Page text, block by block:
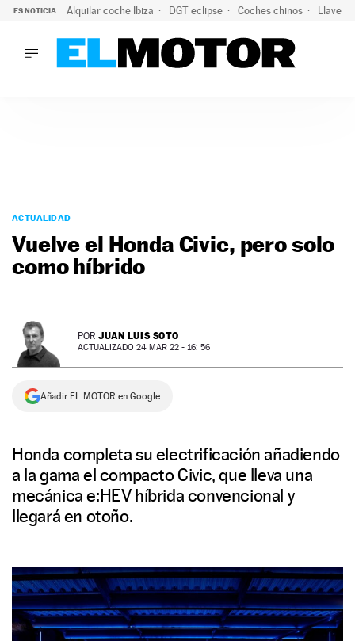
ES NOTICIA: Alquilar coche Ibiza DGT eclipse Coches chinos Llaves
PODCAST
MOTOS
TECNOLOGÍA
PREMIOS
SERVICIOS
ACTUALIDAD
Vuelve el Honda Civic, pero solo
como híbrido
POR JUAN LUIS SOTO
ACTUALIZADO 24 MAR 22 - 16: 56
Añadir EL MOTOR en Google
Honda completa su electrificación añadiendo
a la gama el compacto Civic, que lleva una
mecánica e:HEV híbrida convencional y
llegará en otoño.